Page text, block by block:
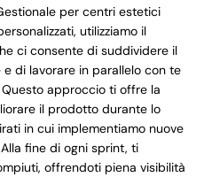
per centri estetici
utilizziamo il
ci consente di suddividere il
di lavorare in parallelo con te
approccio ti offre la
il prodotto durante lo
in cui implementiamo nuove
fine di ogni sprint, ti
offrendoti piena visibilità